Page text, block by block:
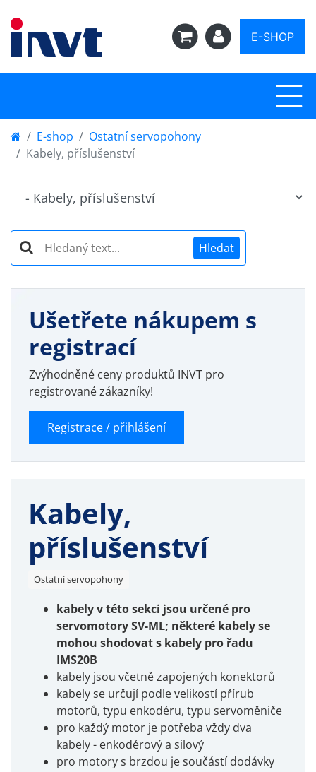
E-SHOP
E-shop
Ostatní servopohony
Kabely, příslušenství
Hledat
Ušetřete nákupem s
registrací
Zvýhodněné ceny produktů INVT pro
registrované zákazníky!
Registrace / přihlášení
Kabely,
příslušenství
Ostatní servopohony
kabely v této sekci jsou určené pro
servomotory SV-ML; některé kabely se
mohou shodovat s kabely pro řadu
IMS20B
kabely jsou včetně zapojených konektorů
kabely se určují podle velikostí přírub
motorů, typu enkodéru, typu servoměniče
pro každý motor je potřeba vždy dva
kabely - enkodérový a silový
pro motory s brzdou je součástí dodávky